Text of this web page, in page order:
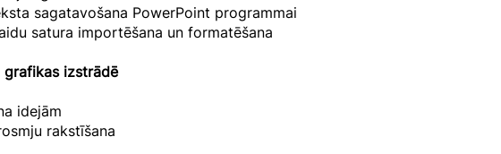
sagatavošana PowerPoint programmai
satura importēšana un formatēšana
grafikas izstrādē
idejām
rakstīšana